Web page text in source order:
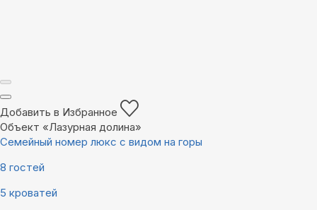
Добавить в Избранное
Объект «Лазурная долина»
Семейный номер люкс с видом на горы
8 гостей
5 кроватей